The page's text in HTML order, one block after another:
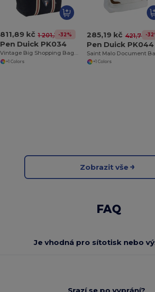
811,89 kč 1 201,31 kč
-32%
Pen Duick PK034
Vintage Big Shopping Bag Canvas
+1 Colors
285,19 kč 421,78 kč
-
Pen Duick PK044
Saint Malo Document
+1 Colors
Zobrazit vše
FAQ
Je vhodná pro sítotisk nebo